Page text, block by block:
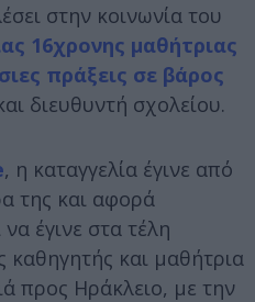
στην κοινωνία του
16χρονης μαθήτριας
πράξεις σε βάρος
διευθυντή σχολείου.
, η καταγγελία έγινε από
της και αφορά
έγινε στα τέλη
και μαθήτρια
προς Ηράκλειο, με την